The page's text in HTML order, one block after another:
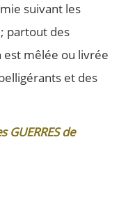
suivant les
partout des
mêlée ou livrée
et des
de